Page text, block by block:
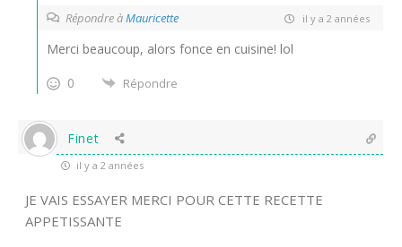
Répondre àMauricette il y a 2 années
Merci beaucoup, alors fonce en cuisine! lol
0
Répondre
Finet
il y a 2 années
JE VAIS ESSAYER MERCI POUR CETTE RECETTE
APPETISSANTE